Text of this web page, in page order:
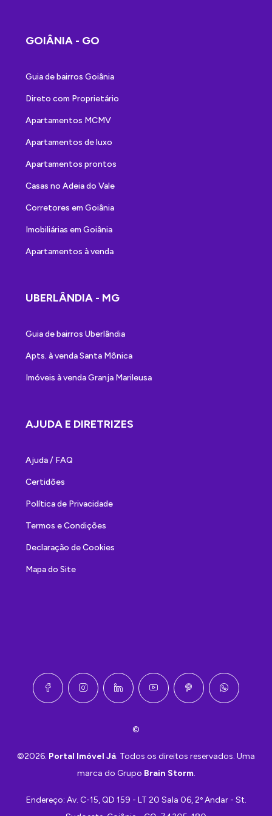
GOIÂNIA - GO
Guia de bairros Goiânia
Direto com Proprietário
Apartamentos MCMV
Apartamentos de luxo
Apartamentos prontos
Casas no Adeia do Vale
Corretores em Goiânia
Imobiliárias em Goiânia
Apartamentos à venda
UBERLÂNDIA - MG
Guia de bairros Uberlândia
Apts. à venda Santa Mônica
Imóveis à venda Granja Marileusa
AJUDA E DIRETRIZES
Ajuda / FAQ
Certidões
Política de Privacidade
Termos e Condições
Declaração de Cookies
Mapa do Site
©
©2026. Portal Imóvel Já. Todos os direitos reservados. Uma
marca do Grupo Brain Storm.
Endereço: Av. C-15, QD 159 - LT 20 Sala 06, 2º Andar - St.